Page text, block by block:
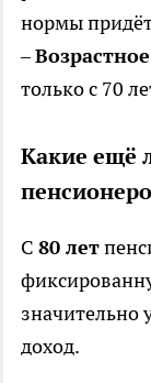
нормы
–
только с 70
Какие ещё
С 80 лет
значительно
доход.